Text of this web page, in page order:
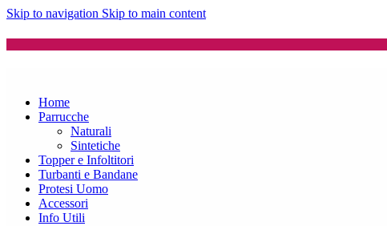
Skip to navigation Skip to main content
Home
Parrucche
Naturali
Sintetiche
Topper e Infoltitori
Turbanti e Bandane
Protesi Uomo
Accessori
Info Utili